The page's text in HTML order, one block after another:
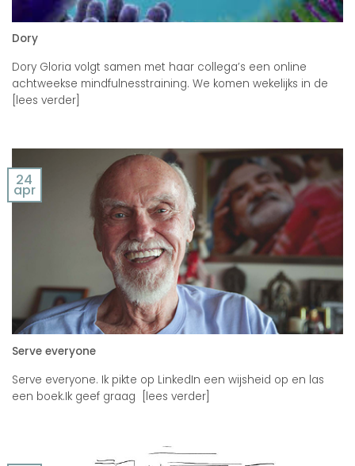
Dory
Dory Gloria volgt samen met haar collega’s een online
achtweekse mindfulnesstraining. We komen wekelijks in de
[lees verder]
Serve everyone
Serve everyone. Ik pikte op LinkedIn een wijsheid op en las
een boek.Ik geef graag [lees verder]
24
apr